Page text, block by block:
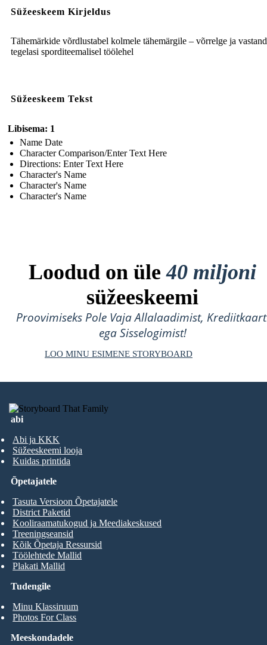
Süžeeskeem Kirjeldus
Tähemärkide võrdlustabel kolmele tähemärgile – võrrelge ja
tegelasi sporditeemalisel töölehel
Süžeeskeem Tekst
Libisema: 1
Name Date
Character Comparison/Enter Text Here
Directions: Enter Text Here
Character's Name
Character's Name
Character's Name
Loodud on üle40 miljoni
süžeeskeemi
Proovimiseks Pole Vaja Allalaadimist,
ega Sisselogimist!
LOO MINU ESIMENE STORYBOARD
abi
Abi ja KKK
Süžeeskeemi looja
Kuidas printida
Tudengile
Minu Klassiruum
Photos For Class
Õpetajatele
Tasuta Versioon Õpetajatele
District Paketid
Kooliraamatukogud ja Meediakeskused
Treeningseansid
Kõik Õpetaja Ressursid
Töölehtede Mallid
Plakati Mallid
Meeskondadele